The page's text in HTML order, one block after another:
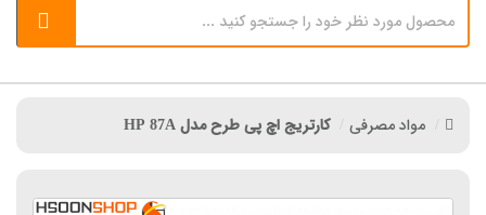
مواد مصرفی کارتریج اچ پی طرح مدل HP 87A